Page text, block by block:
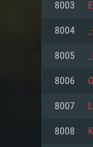
8003
8004
8005
8006
8007
8008